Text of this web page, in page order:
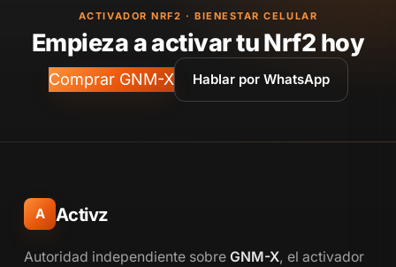
ACTIVADOR NRF2 · BIENESTAR CELULAR
Empieza a activar tu Nrf2 hoy
Comprar GNM-X Hablar por WhatsApp
A Activz
Autoridad independiente sobre GNM-X, el activador